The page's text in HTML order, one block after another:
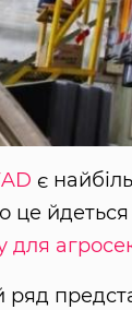
є
це йдеться
для